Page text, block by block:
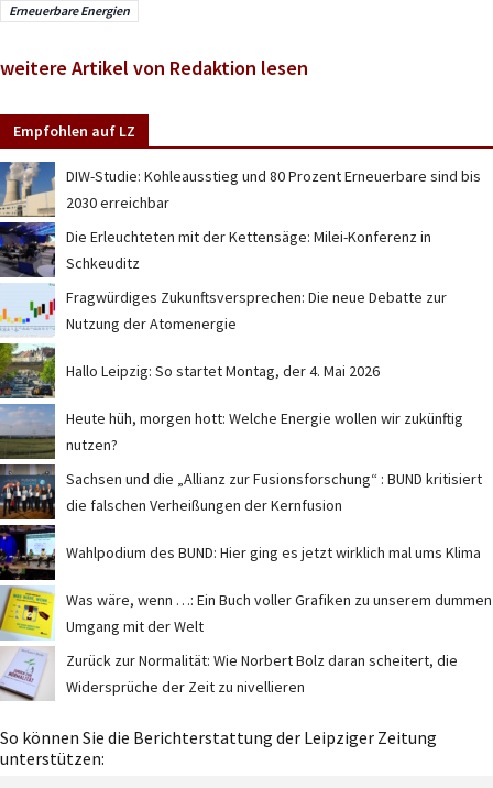
Erneuerbare Energien
weitere Artikel von Redaktion lesen
Empfohlen auf LZ
DIW-Studie: Kohleausstieg und 80 Prozent Erneuerbare sind bis
2030 erreichbar
Die Erleuchteten mit der Kettensäge: Milei-Konferenz in
Schkeuditz
Fragwürdiges Zukunftsversprechen: Die neue Debatte zur
Nutzung der Atomenergie
Hallo Leipzig: So startet Montag, der 4. Mai 2026
Heute hüh, morgen hott: Welche Energie wollen wir zukünftig
nutzen?
Sachsen und die „Allianz zur Fusionsforschung“ : BUND kritisiert
die falschen Verheißungen der Kernfusion
Wahlpodium des BUND: Hier ging es jetzt wirklich mal ums Klima
Was wäre, wenn …: Ein Buch voller Grafiken zu unserem dummen
Umgang mit der Welt
Zurück zur Normalität: Wie Norbert Bolz daran scheitert, die
Widersprüche der Zeit zu nivellieren
So können Sie die Berichterstattung der Leipziger Zeitung
unterstützen: